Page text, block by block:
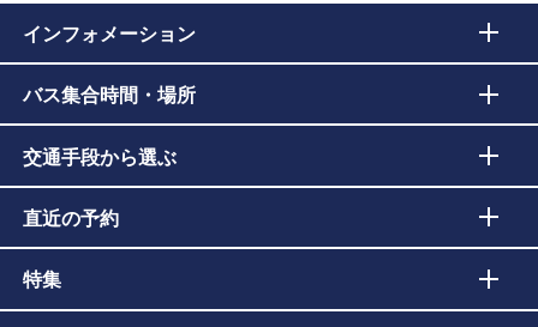
インフォメーション
バス集合時間・場所
交通手段から選ぶ
直近の予約
特集